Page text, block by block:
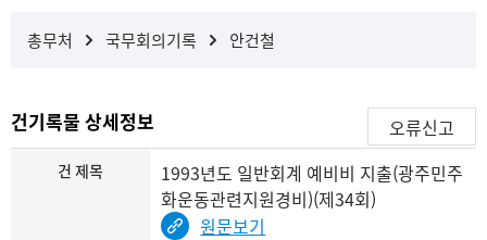
총무처 국무회의기록 안건철
건기록물 상세정보 오류신고
건 제목
1993년도 일반회계 예비비 지출(광주민주
화운동관련지원경비)(제34회)
원문보기